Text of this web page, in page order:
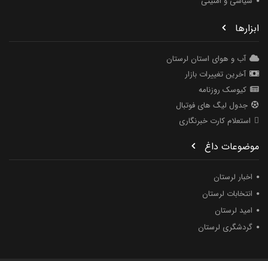
ابزارها
آب و هوای استان لرستان
آخرین تغییرات بازار
کیوسک روزنامه
جدول لیگ های فوتبال
استعلام کارت خبرنگاری
موضوعات داغ
اخبار لرستان
انتخابات لرستان
امید لرستان
گردشگری لرستان